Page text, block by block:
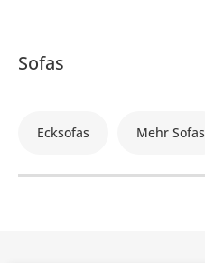
Sofas
Ecksofas Mehr Sofas